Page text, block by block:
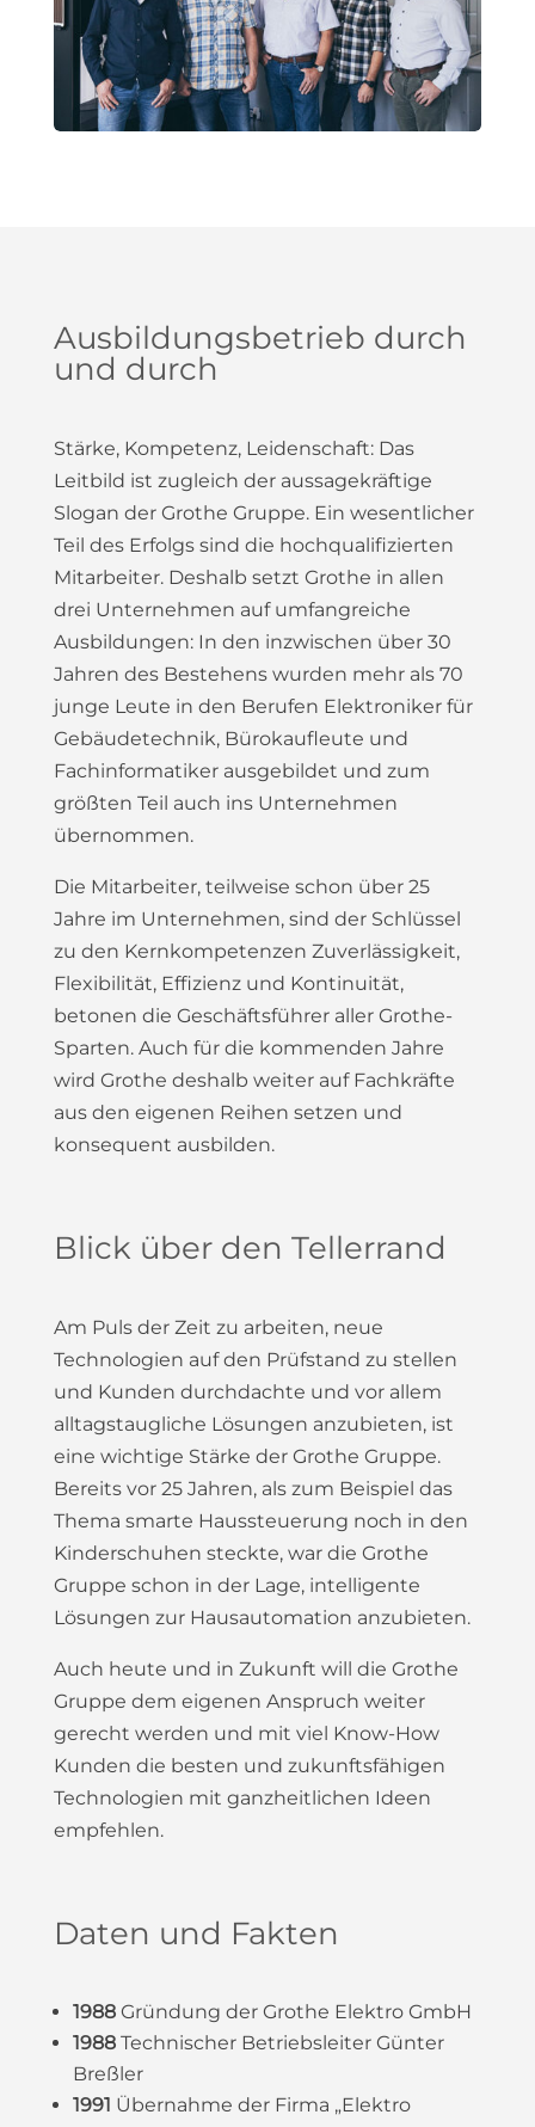
Ausbildungsbetrieb durch
und durch
Stärke, Kompetenz, Leidenschaft: Das
Leitbild ist zugleich der aussagekräftige
Slogan der Grothe Gruppe. Ein wesentlicher
Teil des Erfolgs sind die hochqualifizierten
Mitarbeiter. Deshalb setzt Grothe in allen
drei Unternehmen auf umfangreiche
Ausbildungen: In den inzwischen über 30
Jahren des Bestehens wurden mehr als 70
junge Leute in den Berufen Elektroniker für
Gebäudetechnik, Bürokaufleute und
Fachinformatiker ausgebildet und zum
größten Teil auch ins Unternehmen
übernommen.
Die Mitarbeiter, teilweise schon über 25
Jahre im Unternehmen, sind der Schlüssel
zu den Kernkompetenzen Zuverlässigkeit,
Flexibilität, Effizienz und Kontinuität,
betonen die Geschäftsführer aller Grothe-
Sparten. Auch für die kommenden Jahre
wird Grothe deshalb weiter auf Fachkräfte
aus den eigenen Reihen setzen und
konsequent ausbilden.
Blick über den Tellerrand
Am Puls der Zeit zu arbeiten, neue
Technologien auf den Prüfstand zu stellen
und Kunden durchdachte und vor allem
alltagstaugliche Lösungen anzubieten, ist
eine wichtige Stärke der Grothe Gruppe.
Bereits vor 25 Jahren, als zum Beispiel das
Thema smarte Haussteuerung noch in den
Kinderschuhen steckte, war die Grothe
Gruppe schon in der Lage, intelligente
Lösungen zur Hausautomation anzubieten.
Auch heute und in Zukunft will die Grothe
Gruppe dem eigenen Anspruch weiter
gerecht werden und mit viel Know-How
Kunden die besten und zukunftsfähigen
Technologien mit ganzheitlichen Ideen
empfehlen.
Daten und Fakten
1988Gründung der Grothe Elektro GmbH
1988Technischer Betriebsleiter Günter
Breßler
1991 Übernahme der Firma „Elektro